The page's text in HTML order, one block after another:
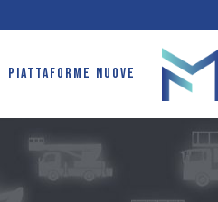
PIATTAFORME NUOVE